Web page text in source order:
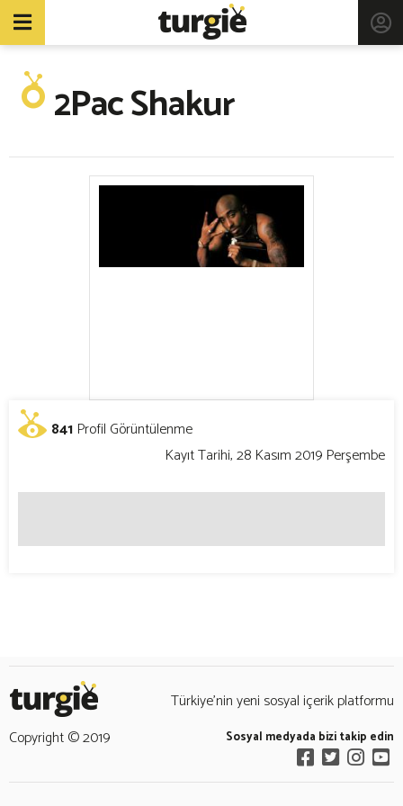
2Pac Shakur
841 Profil Görüntülenme
Kayıt Tarihi, 28 Kasım 2019 Perşembe
Türkiye’nin yeni sosyal içerik platformu
Copyright © 2019
Sosyal medyada bizi takip edin